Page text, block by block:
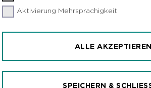
Aktivierung Mehrsprachigkeit
ALLE AKZEPTIEREN
SPEICHERN &
in Haltern
22.04.2026
Haltern. "Gut Brand": Mit